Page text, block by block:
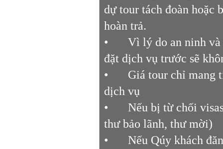
dự tour tách đoàn hoặc
hoàn trả.
•
Vì lý do an ninh
đặt dịch vụ trước sẽ
•
Giá tour chỉ mang
dịch vụ
•
Nếu bị từ chối
thư bảo lãnh, thư mời)
•
Nếu Qúy khách